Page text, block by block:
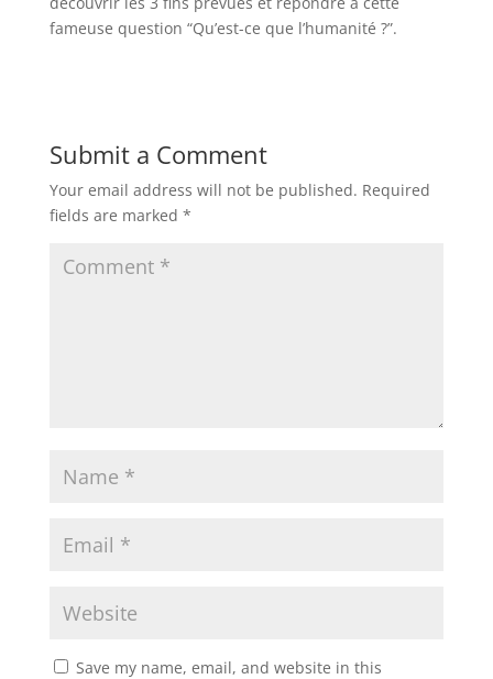
fameuse question “Qu’est-ce que l’humanité ?”.
Submit a Comment
Your email address will not be published. Required
fields are marked *
Save my name, email, and website in this